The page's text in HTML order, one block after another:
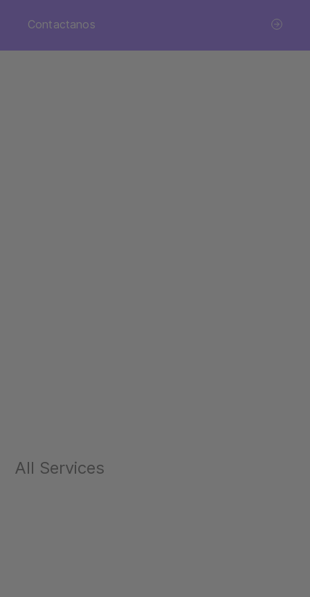
Contactanos
All Services